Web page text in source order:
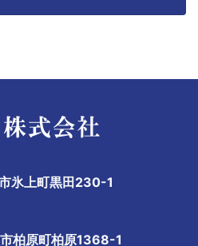
氷上町黒田230-1
柏原町柏原1368-1